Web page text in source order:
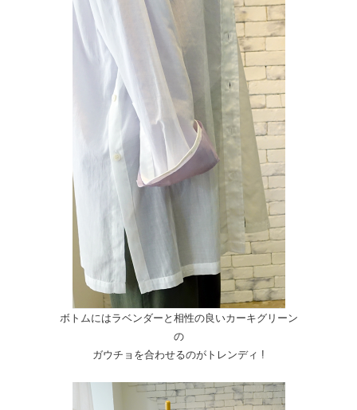
ボトムにはラベンダーと相性の良いカーキグリーン
の
ガウチョを合わせるのがトレンディ !